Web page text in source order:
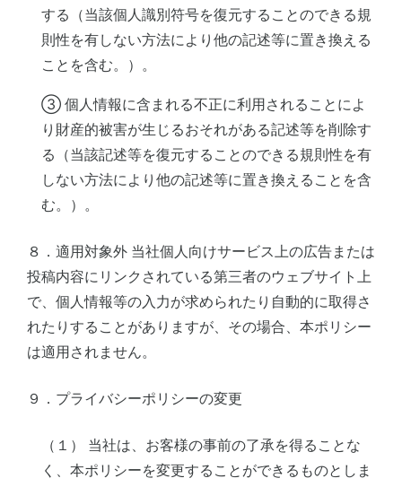
する（当該個人識別符号を復元することのできる規
則性を有しない方法により他の記述等に置き換える
ことを含む。）。
③ 個人情報に含まれる不正に利用されることによ
り財産的被害が生じるおそれがある記述等を削除す
る（当該記述等を復元することのできる規則性を有
しない方法により他の記述等に置き換えることを含
む。）。
８．適用対象外 当社個人向けサービス上の広告または
投稿内容にリンクされている第三者のウェブサイト上
で、個人情報等の入力が求められたり自動的に取得さ
れたりすることがありますが、その場合、本ポリシー
は適用されません。
９．プライバシーポリシーの変更
（１） 当社は、お客様の事前の了承を得ることな
く、本ポリシーを変更することができるものとしま